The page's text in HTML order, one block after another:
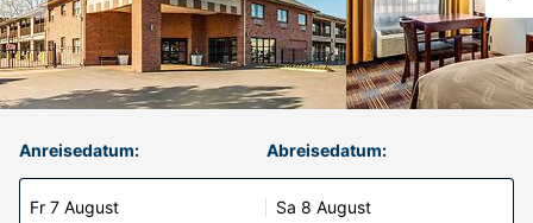
Anreisedatum:
Fr 7 August
Abreisedatum:
Sa 8 August